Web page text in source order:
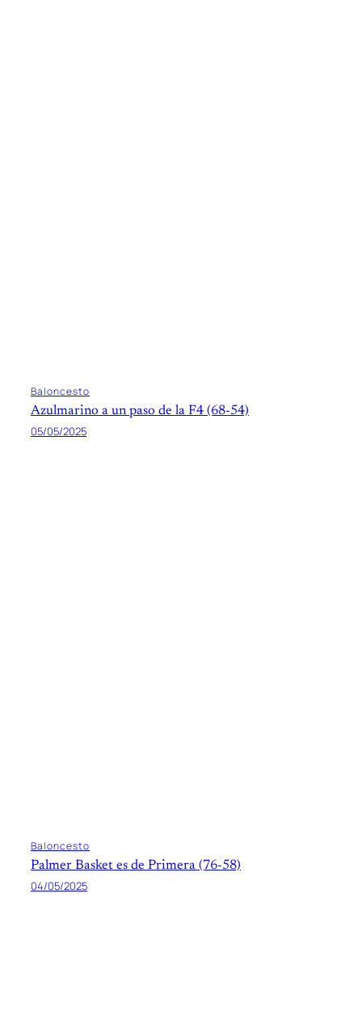
Baloncesto
Azulmarino a un paso de la F4 (68-54)
05/05/2025
Baloncesto
Palmer Basket es de Primera (76-58)
04/05/2025